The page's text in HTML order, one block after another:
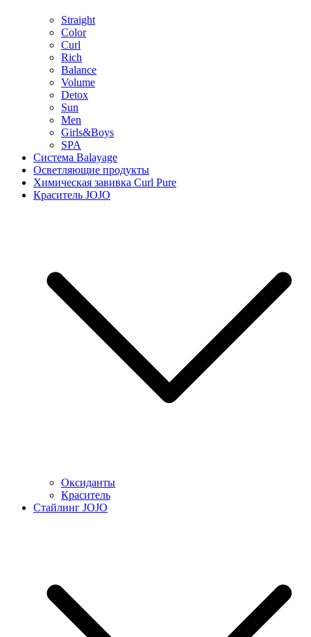
Straight
Color
Curl
Rich
Balance
Volume
Detox
Sun
Men
Girls&Boys
SPA
Система Balayage
Осветляющие продукты
Химическая завивка Curl Pure
Краситель JOJO
Оксиданты
Краситель
Стайлинг JOJO